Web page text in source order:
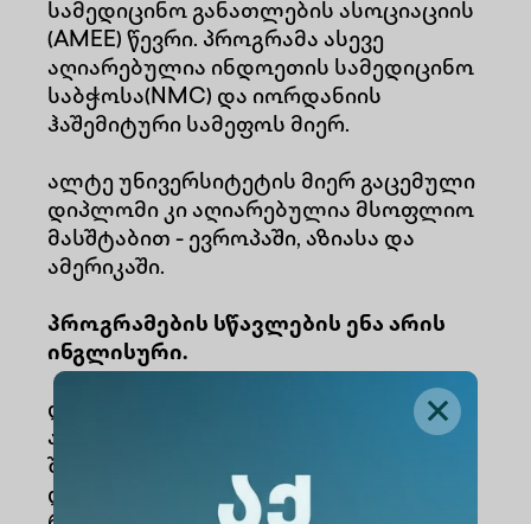
სამედიცინო განათლების ასოციაციის
(AMEE) წევრი. პროგრამა ასევე
აღიარებულია ინდოეთის სამედიცინო
საბჭოსა(NMC) და იორდანიის
ჰაშემიტური სამეფოს მიერ.
ალტე უნივერსიტეტის მიერ გაცემული
დიპლომი კი აღიარებულია მსოფლიო
მასშტაბით - ევროპაში, აზიასა და
ამერიკაში.
პროგრამების სწავლების ენა არის
ინგლისური.
დიპლომირებული მედიკოსის
აკადემიური ხარისხის მქონე პირს
შეუძლია გააგრძელოს სწავლა
დოქტორანტურაში ან გაიაროს